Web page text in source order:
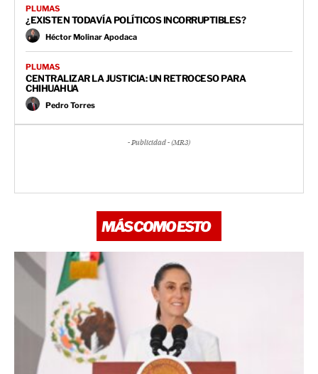
PLUMAS
¿EXISTEN TODAVÍA POLÍTICOS INCORRUPTIBLES?
Héctor Molinar Apodaca
PLUMAS
CENTRALIZAR LA JUSTICIA: UN RETROCESO PARA
CHIHUAHUA
Pedro Torres
- Publicidad - (MR3)
MÁS COMO ESTO